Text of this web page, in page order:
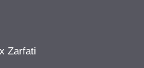
Zarfati